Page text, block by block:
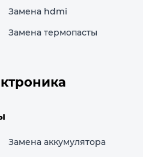
Замена hdmi
Замена термопасты
Замена аккумулятора